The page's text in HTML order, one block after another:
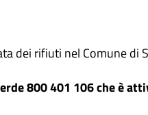
dei rifiuti nel Comune di
800 401 106 che è